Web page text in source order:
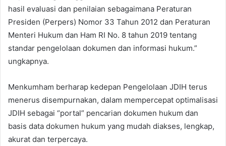
hasil evaluasi dan penilaian sebagaimana Peraturan
Presiden (Perpers) Nomor 33 Tahun 2012 dan Peraturan
Menteri Hukum dan Ham RI No. 8 tahun 2019 tentang
standar pengelolaan dokumen dan informasi hukum.”
ungkapnya.
Menkumham berharap kedepan Pengelolaan JDIH terus
menerus disempurnakan, dalam mempercepat optimalisasi
JDIH sebagai “portal” pencarian dokumen hukum dan
basis data dokumen hukum yang mudah diakses, lengkap,
akurat dan terpercaya.